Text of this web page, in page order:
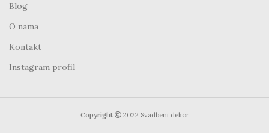
Blog
O nama
Kontakt
Instagram profil
Copyright 2022 Svadbeni dekor